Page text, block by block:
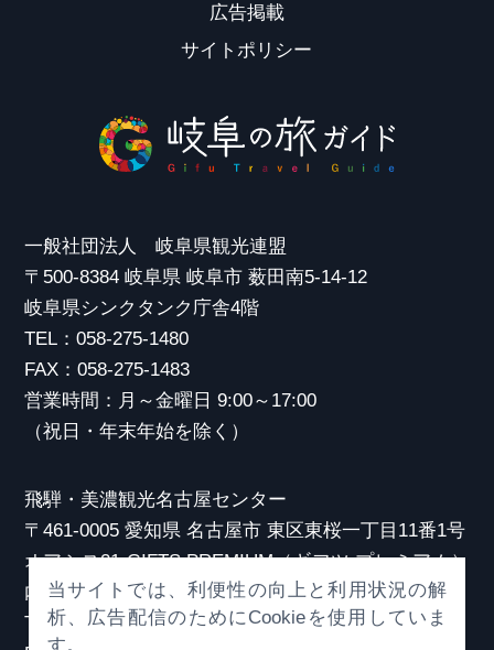
広告掲載
サイトポリシー
一般社団法人 岐阜県観光連盟
〒500-8384 岐阜県 岐阜市 薮田南5-14-12
岐阜県シンクタンク庁舎4階
TEL：058-275-1480
FAX：058-275-1483
営業時間：月～金曜日 9:00～17:00
（祝日・年末年始を除く）
飛騨・美濃観光名古屋センター
〒461-0005 愛知県 名古屋市 東区東桜一丁目11番1号
オアシス21 GIFTS PREMIUM（ギフツ プレミアム）
内
TEL：052-253-6185
当サイトでは、利便性の向上と利用状況の解
析、広告配信のためにCookieを使用していま
す。